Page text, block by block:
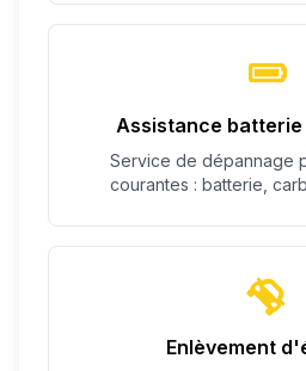
Assistance
Service de dépannage
courantes : batterie,
Enlèvement